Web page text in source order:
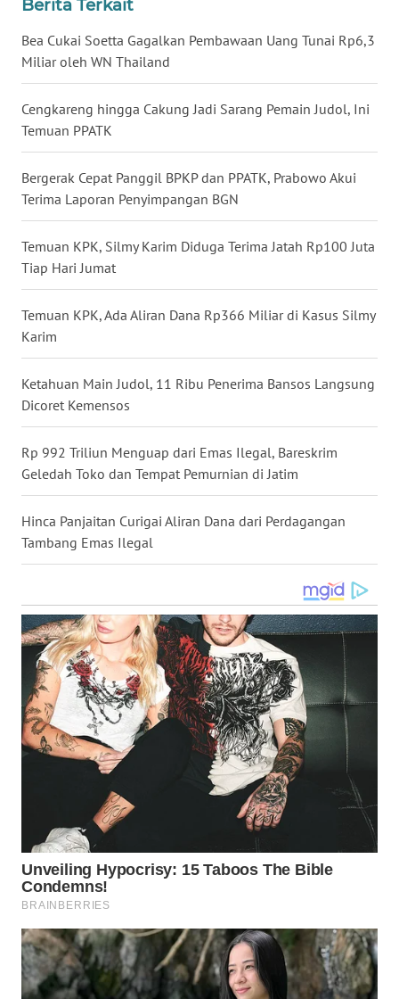
Berita Terkait
Bea Cukai Soetta Gagalkan Pembawaan Uang Tunai Rp6,3
Miliar oleh WN Thailand
Cengkareng hingga Cakung Jadi Sarang Pemain Judol, Ini
Temuan PPATK
Bergerak Cepat Panggil BPKP dan PPATK, Prabowo Akui
Terima Laporan Penyimpangan BGN
Temuan KPK, Silmy Karim Diduga Terima Jatah Rp100 Juta
Tiap Hari Jumat
Temuan KPK, Ada Aliran Dana Rp366 Miliar di Kasus Silmy
Karim
Ketahuan Main Judol, 11 Ribu Penerima Bansos Langsung
Dicoret Kemensos
Rp 992 Triliun Menguap dari Emas Ilegal, Bareskrim
Geledah Toko dan Tempat Pemurnian di Jatim
Hinca Panjaitan Curigai Aliran Dana dari Perdagangan
Tambang Emas Ilegal
KALTARA
WN
KALSEL
WN
KALTIM
WN
WN
WN
MALUT
WN
DAIRI
WN
DANAU
TOBA
WN
NIAS
WN
WN
TAPANULI
SELATAN
WN
TANJUNG
LESUNG